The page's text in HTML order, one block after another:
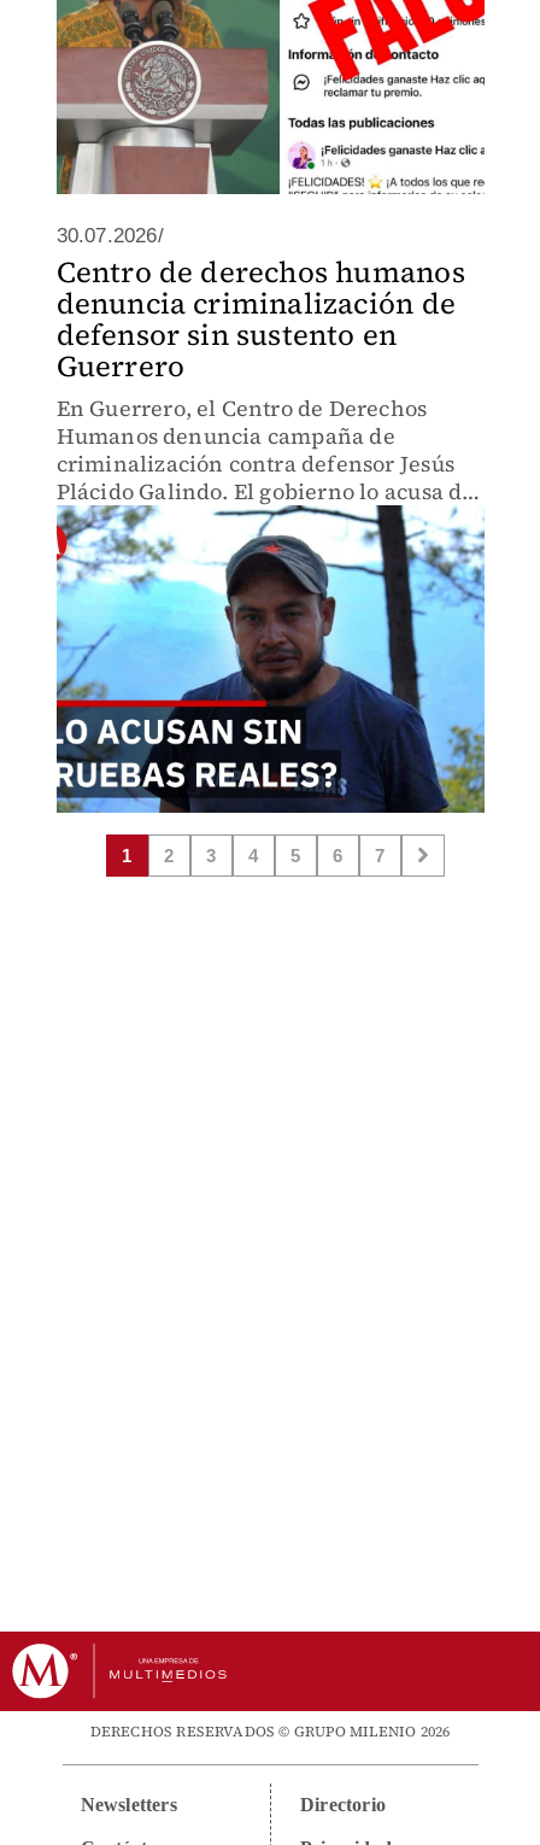
30.07.2026/
Centro de derechos humanos
denuncia criminalización de
defensor sin sustento en
Guerrero
En Guerrero, el Centro de Derechos
Humanos denuncia campaña de
criminalización contra defensor Jesús
Plácido Galindo. El gobierno lo acusa de
delincuencia, pero fiscalía carece de
expedientes o denuncias que sustenten
los señalamientos.
1 2 3 4 5 6 7
DERECHOS RESERVADOS © GRUPO MILENIO 2026
Newsletters Directorio